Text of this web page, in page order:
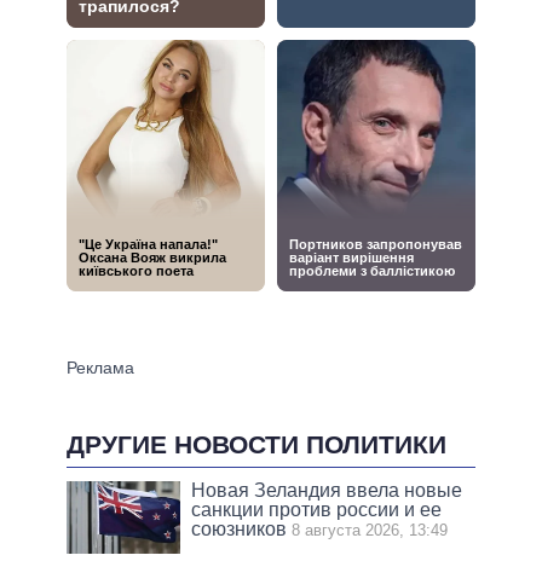
ДРУГИЕ НОВОСТИ ПОЛИТИКИ
Новая Зеландия ввела новые
санкции против россии и ее
союзников 8 августа 2026, 13:49